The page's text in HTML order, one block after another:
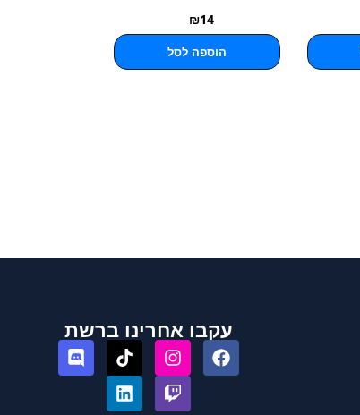
₪14
הוספה לסל
עקבו אחרינו ברשת